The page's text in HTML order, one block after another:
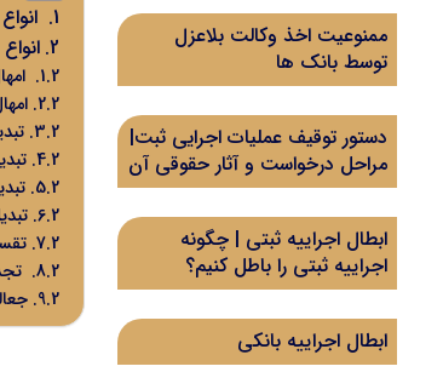
ممنوعیت اخذ وکالت بلاعزل
توسط بانک ها
دستور توقیف عملیات اجرایی ثبت|
مراحل درخواست و آثار حقوقی آن
ابطال اجراییه ثبتی | چگونه
اجراییه ثبتی را باطل کنیم؟
ابطال اجراییه بانکی